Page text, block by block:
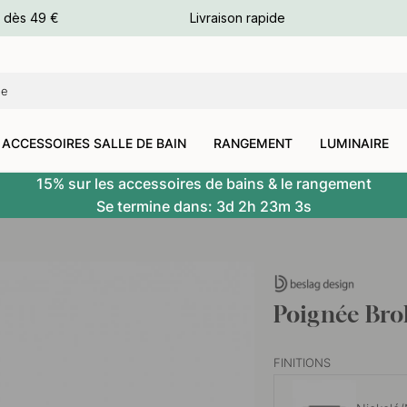
dès 49 € Livraison rapide
ACCESSOIRES SALLE DE BAIN RANGEMENT LUMINAIRE
15% sur les accessoires de bains & le rangement
Se termine dans: 3d 2h 23m 1s
Poignée
FINITIONS